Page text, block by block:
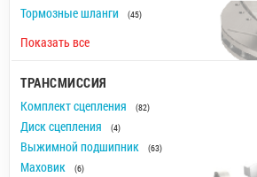
Тормозные шланги (45)
Показать все
ТРАНСМИССИЯ
Комплект сцепления (82)
Диск сцепления (4)
Выжимной подшипник (63)
Маховик (6)